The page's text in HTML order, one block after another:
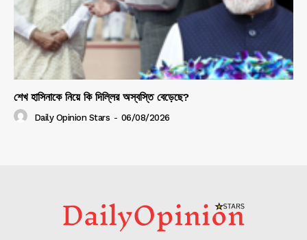
শেখ হাসিনাকে নিয়ে কি দিল্লির অস্বস্তি বেড়েছে?
Daily Opinion Stars - 06/08/2026